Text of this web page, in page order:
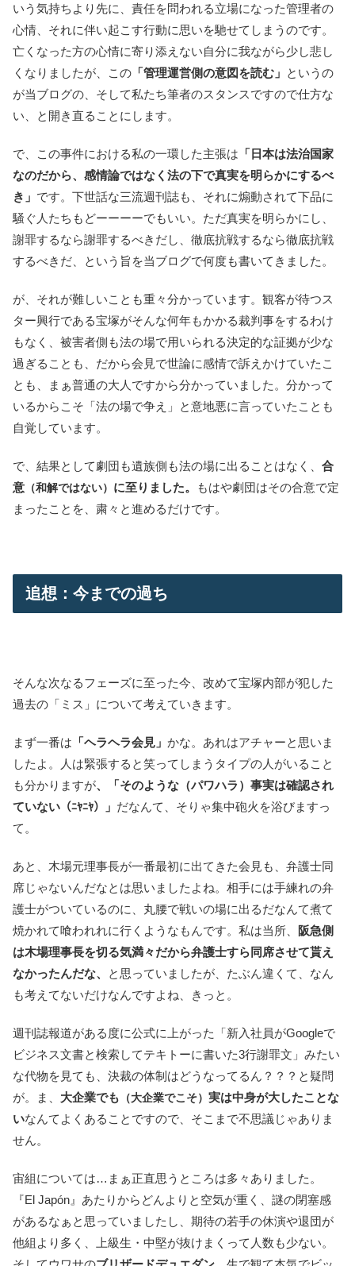
いう気持ちより先に、責任を問われる立場になった管理者の
心情、それに伴い起こす行動に思いを馳せてしまうのです。
亡くなった方の心情に寄り添えない自分に我ながら少し悲し
くなりましたが、この 「管理運営側の意図を読む」 というの
が当ブログの、そして私たち筆者のスタンスですので仕方な
い、と開き直ることにします。
で、この事件における私の一環した主張は 「日本は法治国家
なのだから、感情論ではなく法の下で真実を明らかにするべ
き」 です。下世話な三流週刊誌も、それに煽動されて下品に
騒ぐ人たちもどーーーーでもいい。ただ真実を明らかにし、
謝罪するなら謝罪するべきだし、徹底抗戦するなら徹底抗戦
するべきだ、という旨を当ブログで何度も書いてきました。
が、それが難しいことも重々分かっています。観客が待つス
ター興行である宝塚がそんな何年もかかる裁判事をするわけ
もなく、被害者側も法の場で用いられる決定的な証拠が少な
過ぎることも、だから会見で世論に感情で訴えかけていたこ
とも、まぁ普通の大人ですから分かっていました。分かって
いるからこそ「法の場で争え」と意地悪に言っていたことも
自覚しています。
で、結果として劇団も遺族側も法の場に出ることはなく、 合
意 （和解ではない） に至りました。
もはや劇団はその合意で定
まったことを、粛々と進めるだけです。
追想：今までの過ち
そんな次なるフェーズに至った今、改めて宝塚内部が犯した
過去の「ミス」について考えていきます。
まず一番は 「ヘラヘラ会見」 かな。あれはアチャーと思いま
したよ。人は緊張すると笑ってしまうタイプの人がいること
も分かりますが、「そのような（パワハラ）事実は確認され
ていない （ﾆﾔﾆﾔ） 」 だなんて、そりゃ集中砲火を浴びますっ
て。
あと、木場元理事長が一番最初に出てきた会見も、弁護士同
席じゃないんだなとは思いましたよね。相手には手練れの弁
護士がついているのに、丸腰で戦いの場に出るだなんて煮て
焼かれて喰われれに行くようなもんです。私は当所、
阪急側
は木場理事長を切る気満々だから弁護士すら同席させて貰え
なかったんだな、
と思っていましたが、たぶん違くて、なん
も考えてないだけなんですよね、きっと。
週刊誌報道がある度に公式に上がった「新入社員がGoogleで
ビジネス文書と検索してテキトーに書いた3行謝罪文」みたい
な代物を見ても、決裁の体制はどうなってるん？？？と疑問
が。ま、 大企業でも （大企業でこそ） 実は中身が大したことな
いなんてよくあることですので、そこまで不思議じゃありま
せん。
宙組については…まぁ正直思うところは多々ありました。
『El Japón』あたりからどんよりと空気が重く、謎の閉塞感
があるなぁと思っていましたし、期待の若手の休演や退団が
他組より多く、上級生・中堅が抜けまくって人数も少ない。